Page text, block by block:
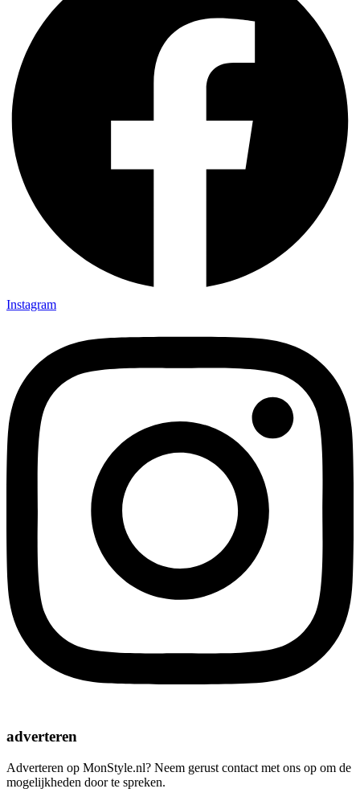
Instagram
adverteren
Adverteren op MonStyle.nl? Neem gerust contact met ons op om de
mogelijkheden door te spreken.